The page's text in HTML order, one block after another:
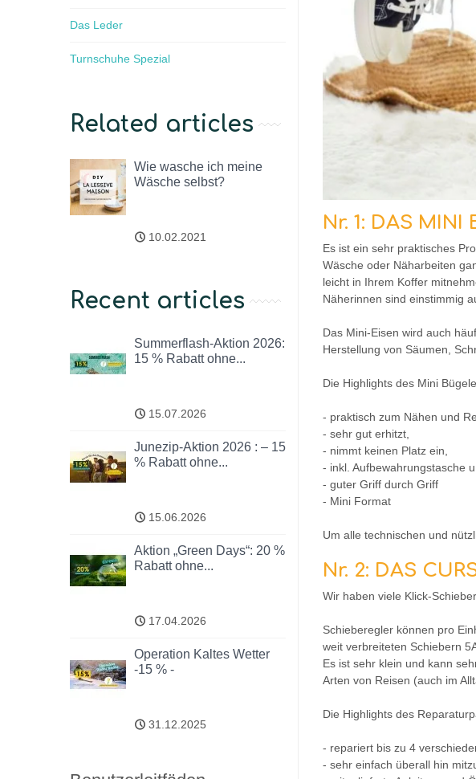
Das Leder
Turnschuhe Spezial
Related articles
Wie wasche ich meine
Wäsche selbst?
10.02.2021
Recent articles
Summerflash-Aktion 2026:
15 % Rabatt ohne...
15.07.2026
Junezip-Aktion 2026 : – 15
% Rabatt ohne...
15.06.2026
Aktion „Green Days“: 20 %
Rabatt ohne...
17.04.2026
Operation Kaltes Wetter
-15 % -
31.12.2025
Nr. 1: DAS MINI
Es ist ein sehr praktisches
Wäsche oder Näharbeiten
leicht in Ihrem Koffer
Näherinnen sind einstimmig
Das Mini-Eisen wird auch
Herstellung von Säumen,
Die Highlights des Mini
- praktisch zum Nähen und
- sehr gut erhitzt,
- nimmt keinen Platz ein,
- inkl. Aufbewahrungstasche
- guter Griff durch Griff
- Mini Format
Um alle technischen und
Nr. 2: DAS
Wir haben viele Klick-
Schieberegler können pro
weit verbreiteten Schiebern
Es ist sehr klein und kann
Arten von Reisen (auch im
Die Highlights des
- repariert bis zu 4
- sehr einfach überall hin